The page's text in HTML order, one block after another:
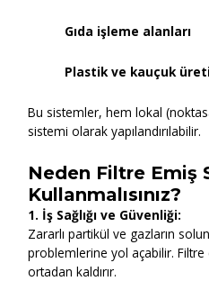
Gıda işleme alanları
Plastik ve kauçuk
Bu sistemler, hem lokal
sistemi olarak yapılandırılabilir.
Neden Filtre Emiş
Kullanmalısınız?
1. İş Sağlığı ve Güvenliği:
Zararlı partikül ve gazların
problemlerine yol açabilir.
ortadan kaldırır.